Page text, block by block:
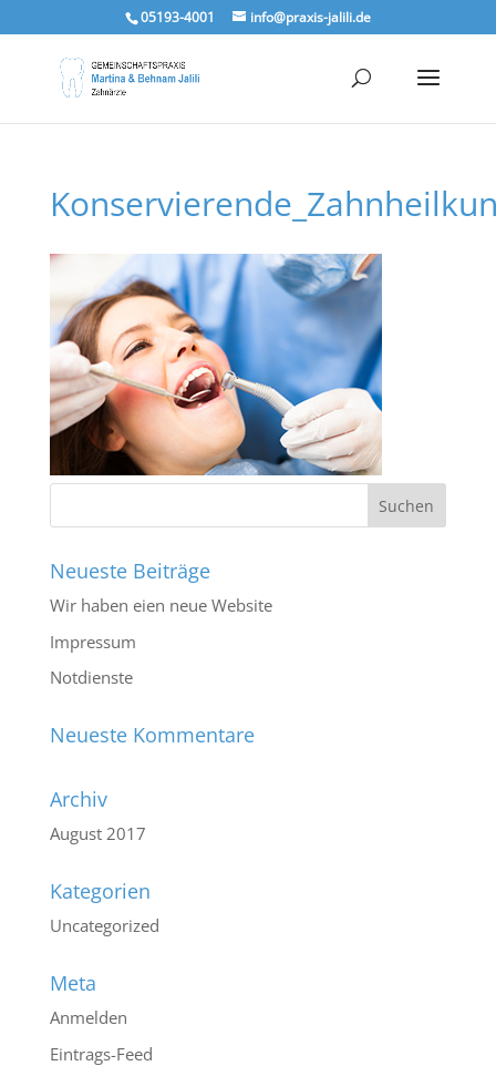
05193-4001 info@praxis-jalili.de
Neueste Beiträge
Wir haben eien neue Website
Impressum
Notdienste
Neueste Kommentare
Archiv
August 2017
Kategorien
Uncategorized
Meta
Anmelden
Eintrags-Feed